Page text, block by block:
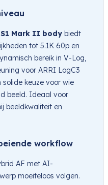
S1 Mark II body biedt
tot 5.1K 60p en
bereik in V-Log,
voor ARRI LogC3
keuze voor wie
beeld. Ideaal voor
beeldkwaliteit en
workflow
AF met AI-
moeiteloos volgen.